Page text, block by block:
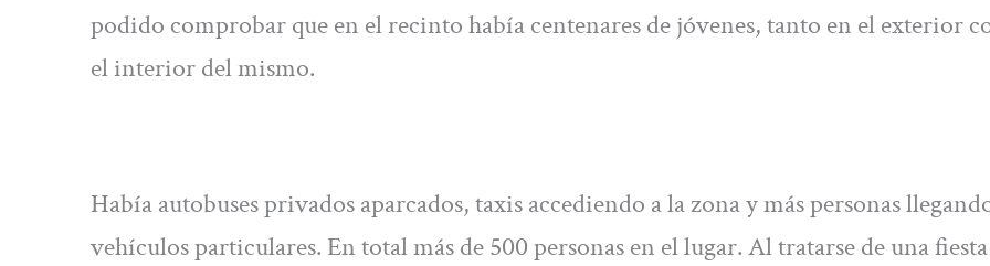
podido comprobar que en el recinto había centenares de jóvenes, tanto en el exterior
el interior del mismo.
Había autobuses privados aparcados, taxis accediendo a la zona y más personas
vehículos particulares. En total más de 500 personas en el lugar. Al tratarse de una